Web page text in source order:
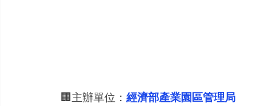
🏢主辦單位： 經濟部產業園區管理局